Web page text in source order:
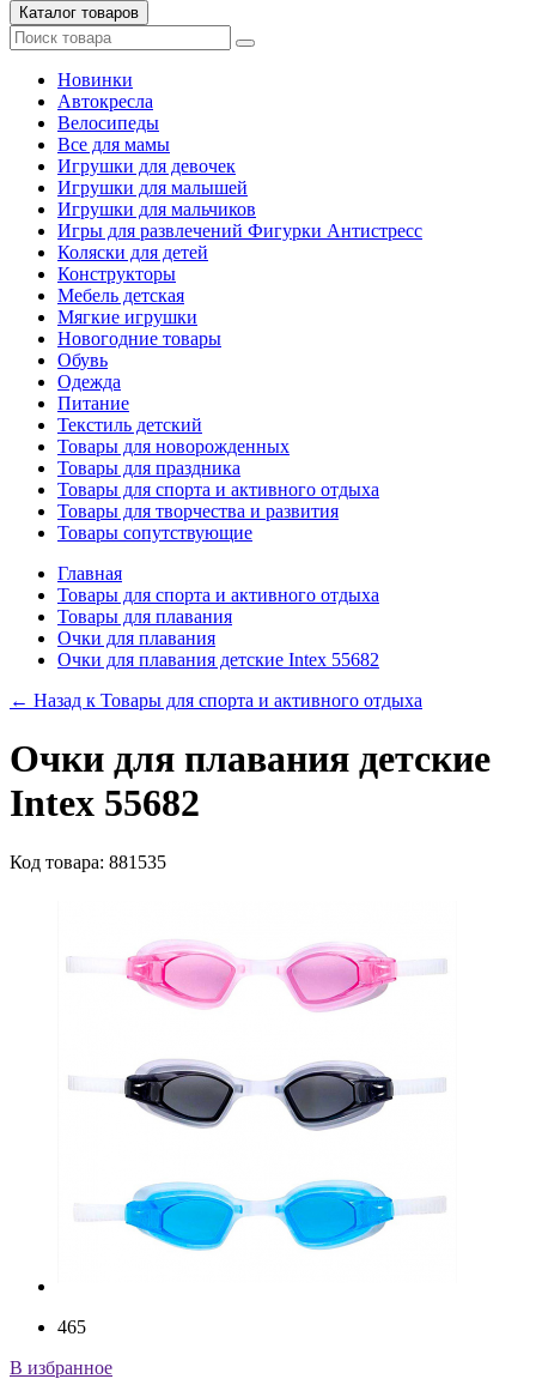
Каталог товаров
Новинки
Автокресла
Велосипеды
Все для мамы
Игрушки для девочек
Игрушки для малышей
Игрушки для мальчиков
Игры для развлечений Фигурки Антистресс
Коляски для детей
Конструкторы
Мебель детская
Мягкие игрушки
Новогодние товары
Обувь
Одежда
Питание
Текстиль детский
Товары для новорожденных
Товары для праздника
Товары для спорта и активного отдыха
Товары для творчества и развития
Товары сопутствующие
Главная
Товары для спорта и активного отдыха
Товары для плавания
Очки для плавания
Очки для плавания детские Intex 55682
← Назад к Товары для спорта и активного отдыха
Очки для плавания детские
Intex 55682
Код товара: 881535
465
В избранное